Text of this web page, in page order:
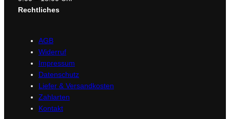
M
Rechtliches
AGB
Widerruf
Impressum
Datenschutz
Liefer & Versandkosten
Zahlarten
Kontakt